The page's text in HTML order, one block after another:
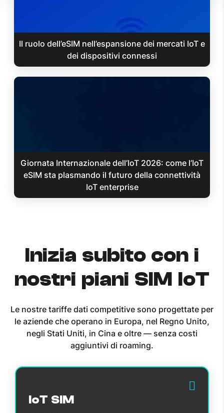
Il ruolo dell’eSIM nell’espansione dei mercati IoT e
dei dispositivi connessi
Giornata Internazionale dell’IoT 2026: come l’IoT
eSIM sta plasmando il futuro della connettività
IoT enterprise
Inizia subito con i
nostri piani SIM IoT
Le nostre tariffe dati competitive sono progettate per
le aziende che operano in Europa, nel Regno Unito,
negli Stati Uniti, in Cina e oltre — senza costi
aggiuntivi di roaming.
IoT SIM